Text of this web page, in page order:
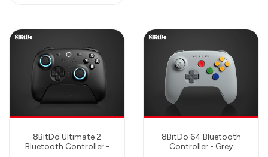
8BitDo Ultimate 2
Bluetooth Controller -
8BitDo 64 Bluetooth
Controller - Grey